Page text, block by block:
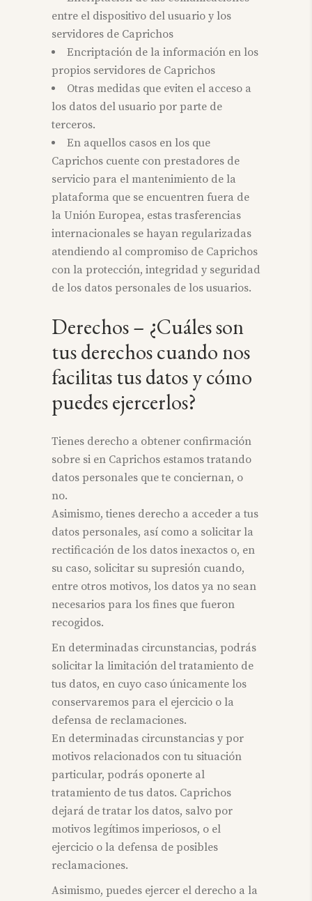
entre el dispositivo del usuario y los
servidores de Caprichos
Encriptación de la información en los
propios servidores de Caprichos
Otras medidas que eviten el acceso a
los datos del usuario por parte de
terceros.
En aquellos casos en los que
Caprichos cuente con prestadores de
servicio para el mantenimiento de la
plataforma que se encuentren fuera de
la Unión Europea, estas trasferencias
internacionales se hayan regularizadas
atendiendo al compromiso de Caprichos
con la protección, integridad y seguridad
de los datos personales de los usuarios.
Derechos – ¿Cuáles son
tus derechos cuando nos
facilitas tus datos y cómo
puedes ejercerlos?
Tienes derecho a obtener confirmación
sobre si en Caprichos estamos tratando
datos personales que te conciernan, o
no.
Asimismo, tienes derecho a acceder a tus
datos personales, así como a solicitar la
rectificación de los datos inexactos o, en
su caso, solicitar su supresión cuando,
entre otros motivos, los datos ya no sean
necesarios para los fines que fueron
recogidos.
En determinadas circunstancias, podrás
solicitar la limitación del tratamiento de
tus datos, en cuyo caso únicamente los
conservaremos para el ejercicio o la
defensa de reclamaciones.
En determinadas circunstancias y por
motivos relacionados con tu situación
particular, podrás oponerte al
tratamiento de tus datos. Caprichos
dejará de tratar los datos, salvo por
motivos legítimos imperiosos, o el
ejercicio o la defensa de posibles
reclamaciones.
Asimismo, puedes ejercer el derecho a la